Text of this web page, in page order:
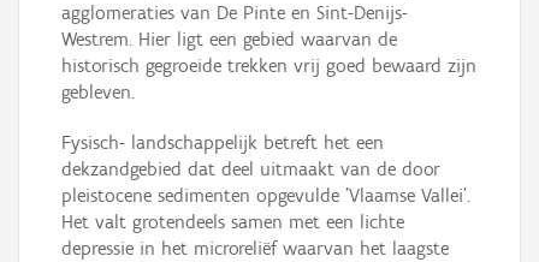
agglomeraties van De Pinte en Sint-Denijs-
Westrem. Hier ligt een gebied waarvan de
historisch gegroeide trekken vrij goed bewaard zijn
gebleven.
Fysisch- landschappelijk betreft het een
dekzandgebied dat deel uitmaakt van de door
pleistocene sedimenten opgevulde 'Vlaamse Vallei'.
Het valt grotendeels samen met een lichte
depressie in het microreliëf waarvan het laagste